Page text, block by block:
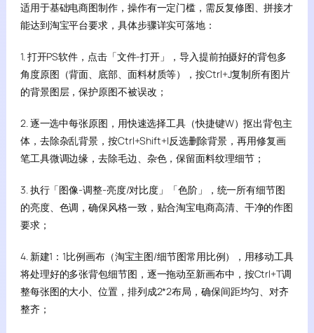
适用于基础电商图制作，操作有一定门槛，需反复修图、拼接才
能达到淘宝平台要求，具体步骤详实可落地：
1. 打开PS软件，点击「文件-打开」，导入提前拍摄好的背包多
角度原图（背面、底部、面料材质等），按Ctrl+J复制所有图片
的背景图层，保护原图不被误改；
2. 逐一选中每张原图，用快速选择工具（快捷键W）抠出背包主
体，去除杂乱背景，按Ctrl+Shift+I反选删除背景，再用修复画
笔工具微调边缘，去除毛边、杂色，保留面料纹理细节；
3. 执行「图像-调整-亮度/对比度」「色阶」，统一所有细节图
的亮度、色调，确保风格一致，贴合淘宝电商高清、干净的作图
要求；
4. 新建1：1比例画布（淘宝主图/细节图常用比例），用移动工具
将处理好的多张背包细节图，逐一拖动至新画布中，按Ctrl+T调
整每张图的大小、位置，排列成2*2布局，确保间距均匀、对齐
整齐；